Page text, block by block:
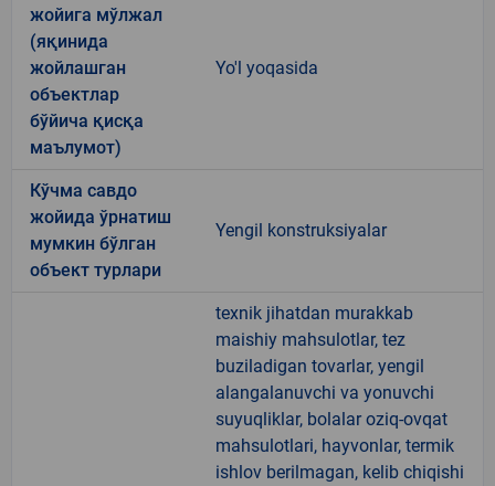
жойига мўлжал
(яқинида
жойлашган
объектлар
бўйича қисқа
маълумот)
Yo'l yoqasida
Кўчма савдо
жойида ўрнатиш
мумкин бўлган
объект турлари
Yengil konstruksiyalar
texnik jihatdan murakkab
maishiy mahsulotlar, tez
buziladigan tovarlar, yengil
alangalanuvchi va yonuvchi
suyuqliklar, bolalar oziq-ovqat
mahsulotlari, hayvonlar, termik
ishlov berilmagan, kelib chiqishi